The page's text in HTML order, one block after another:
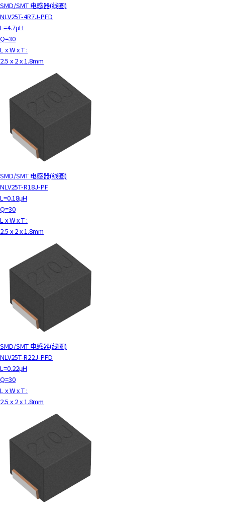
SMD/SMT 电感器(线圈)
NLV25T-4R7J-PFD
L=4.7μH
Q=30
L x W x T :
2.5 x 2 x 1.8mm
SMD/SMT 电感器(线圈)
NLV25T-R18J-PF
L=0.18μH
Q=30
L x W x T :
2.5 x 2 x 1.8mm
SMD/SMT 电感器(线圈)
NLV25T-R22J-PFD
L=0.22μH
Q=30
L x W x T :
2.5 x 2 x 1.8mm